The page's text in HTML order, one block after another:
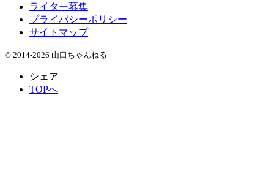
ライター募集
プライバシーポリシー
サイトマップ
© 2014-2026 山口ちゃんねる
シェア
TOPへ